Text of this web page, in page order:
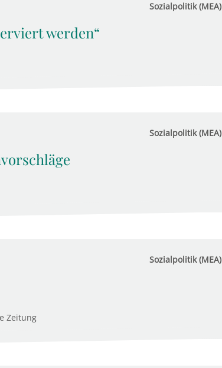
Sozialpolitik (MEA)
werden“
Sozialpolitik (MEA)
Sozialpolitik (MEA)
Zeitung